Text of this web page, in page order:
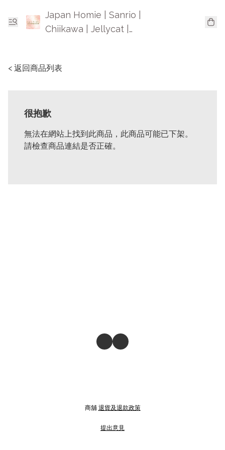
Japan Homie | Sanrio |
Chiikawa | Jellycat |
< 返回商品列表
很抱歉
無法在網站上找到此商品，此商品可能已下架。
請檢查商品連結是否正確。
商舖 退貨及退款政策
提出意見